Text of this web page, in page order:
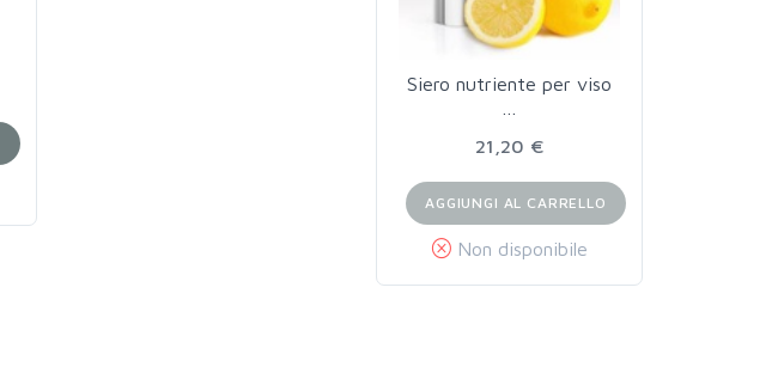
Siero nutriente per viso
21,20 €
AGGIUNGI AL CARRELLO
Non disponibile